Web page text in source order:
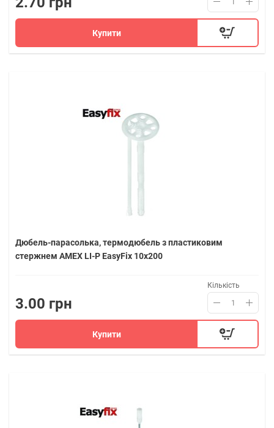
Купити
Дюбель-парасолька, термодюбель з пластиковим
стержнем AMEX LI-P EasyFix 10х200
3.00 грн
Кількість
Купити